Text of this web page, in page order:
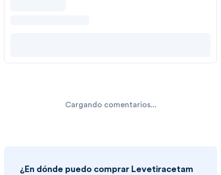
Cargando comentarios...
¿En dónde puedo comprar Levetiracetam